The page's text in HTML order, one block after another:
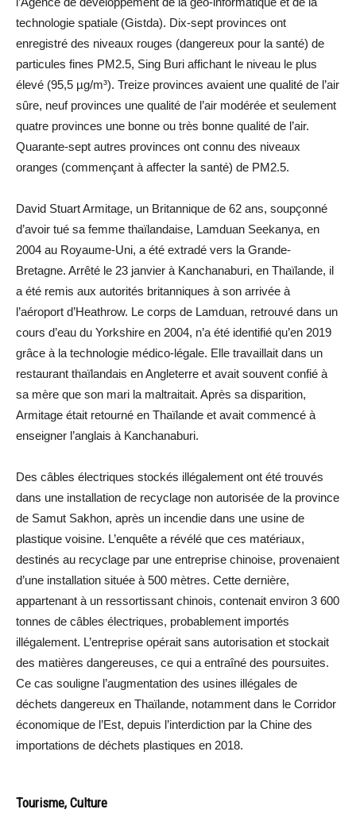
technologie spatiale (Gistda). Dix-sept provinces ont
enregistré des niveaux rouges (dangereux pour la santé) de
particules fines PM2.5, Sing Buri affichant le niveau le plus
élevé (95,5 µg/m³). Treize provinces avaient une qualité de l’air
sûre, neuf provinces une qualité de l’air modérée et seulement
quatre provinces une bonne ou très bonne qualité de l’air.
Quarante-sept autres provinces ont connu des niveaux
oranges (commençant à affecter la santé) de PM2.5.
David Stuart Armitage, un Britannique de 62 ans, soupçonné
d’avoir tué sa femme thaïlandaise, Lamduan Seekanya, en
2004 au Royaume-Uni, a été extradé vers la Grande-
Bretagne. Arrêté le 23 janvier à Kanchanaburi, en Thaïlande, il
a été remis aux autorités britanniques à son arrivée à
l’aéroport d’Heathrow. Le corps de Lamduan, retrouvé dans un
cours d’eau du Yorkshire en 2004, n’a été identifié qu’en 2019
grâce à la technologie médico-légale. Elle travaillait dans un
restaurant thaïlandais en Angleterre et avait souvent confié à
sa mère que son mari la maltraitait. Après sa disparition,
Armitage était retourné en Thaïlande et avait commencé à
enseigner l’anglais à Kanchanaburi.
Des câbles électriques stockés illégalement ont été trouvés
dans une installation de recyclage non autorisée de la province
de Samut Sakhon, après un incendie dans une usine de
plastique voisine. L’enquête a révélé que ces matériaux,
destinés au recyclage par une entreprise chinoise, provenaient
d’une installation située à 500 mètres. Cette dernière,
appartenant à un ressortissant chinois, contenait environ 3 600
tonnes de câbles électriques, probablement importés
illégalement. L’entreprise opérait sans autorisation et stockait
des matières dangereuses, ce qui a entraîné des poursuites.
Ce cas souligne l’augmentation des usines illégales de
déchets dangereux en Thaïlande, notamment dans le Corridor
économique de l’Est, depuis l’interdiction par la Chine des
importations de déchets plastiques en 2018.
Tourisme, Culture